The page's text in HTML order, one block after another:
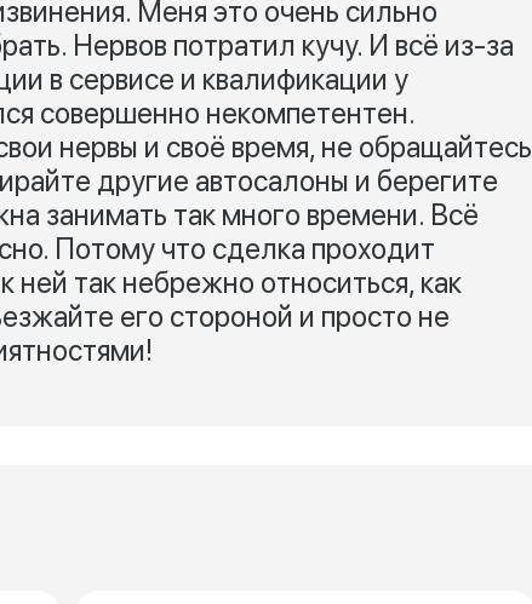
Меня это очень сильно
Нервов потратил кучу. И всё из-за
в сервисе и квалификации у
совершенно некомпетентен.
нервы и своё время, не обращайтесь
другие автосалоны и берегите
занимать так много времени. Всё
Потому что сделка проходит
ней так небрежно относиться, как
его стороной и просто не